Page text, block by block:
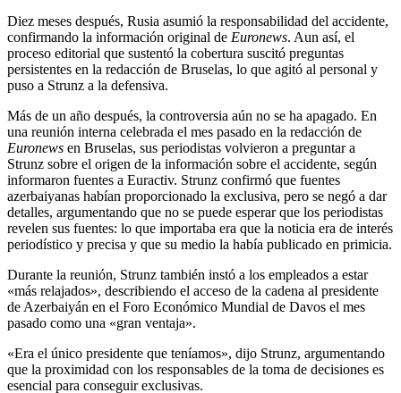
Diez meses después, Rusia asumió la responsabilidad del accidente,
confirmando la información original de Euronews. Aun así, el
proceso editorial que sustentó la cobertura suscitó preguntas
persistentes en la redacción de Bruselas, lo que agitó al personal y
puso a Strunz a la defensiva.
Más de un año después, la controversia aún no se ha apagado. En
una reunión interna celebrada el mes pasado en la redacción de
Euronews en Bruselas, sus periodistas volvieron a preguntar a
Strunz sobre el origen de la información sobre el accidente, según
informaron fuentes a Euractiv. Strunz confirmó que fuentes
azerbaiyanas habían proporcionado la exclusiva, pero se negó a dar
detalles, argumentando que no se puede esperar que los periodistas
revelen sus fuentes: lo que importaba era que la noticia era de interés
periodístico y precisa y que su medio la había publicado en primicia.
Durante la reunión, Strunz también instó a los empleados a estar
«más relajados», describiendo el acceso de la cadena al presidente
de Azerbaiyán en el Foro Económico Mundial de Davos el mes
pasado como una «gran ventaja».
«Era el único presidente que teníamos», dijo Strunz, argumentando
que la proximidad con los responsables de la toma de decisiones es
esencial para conseguir exclusivas.